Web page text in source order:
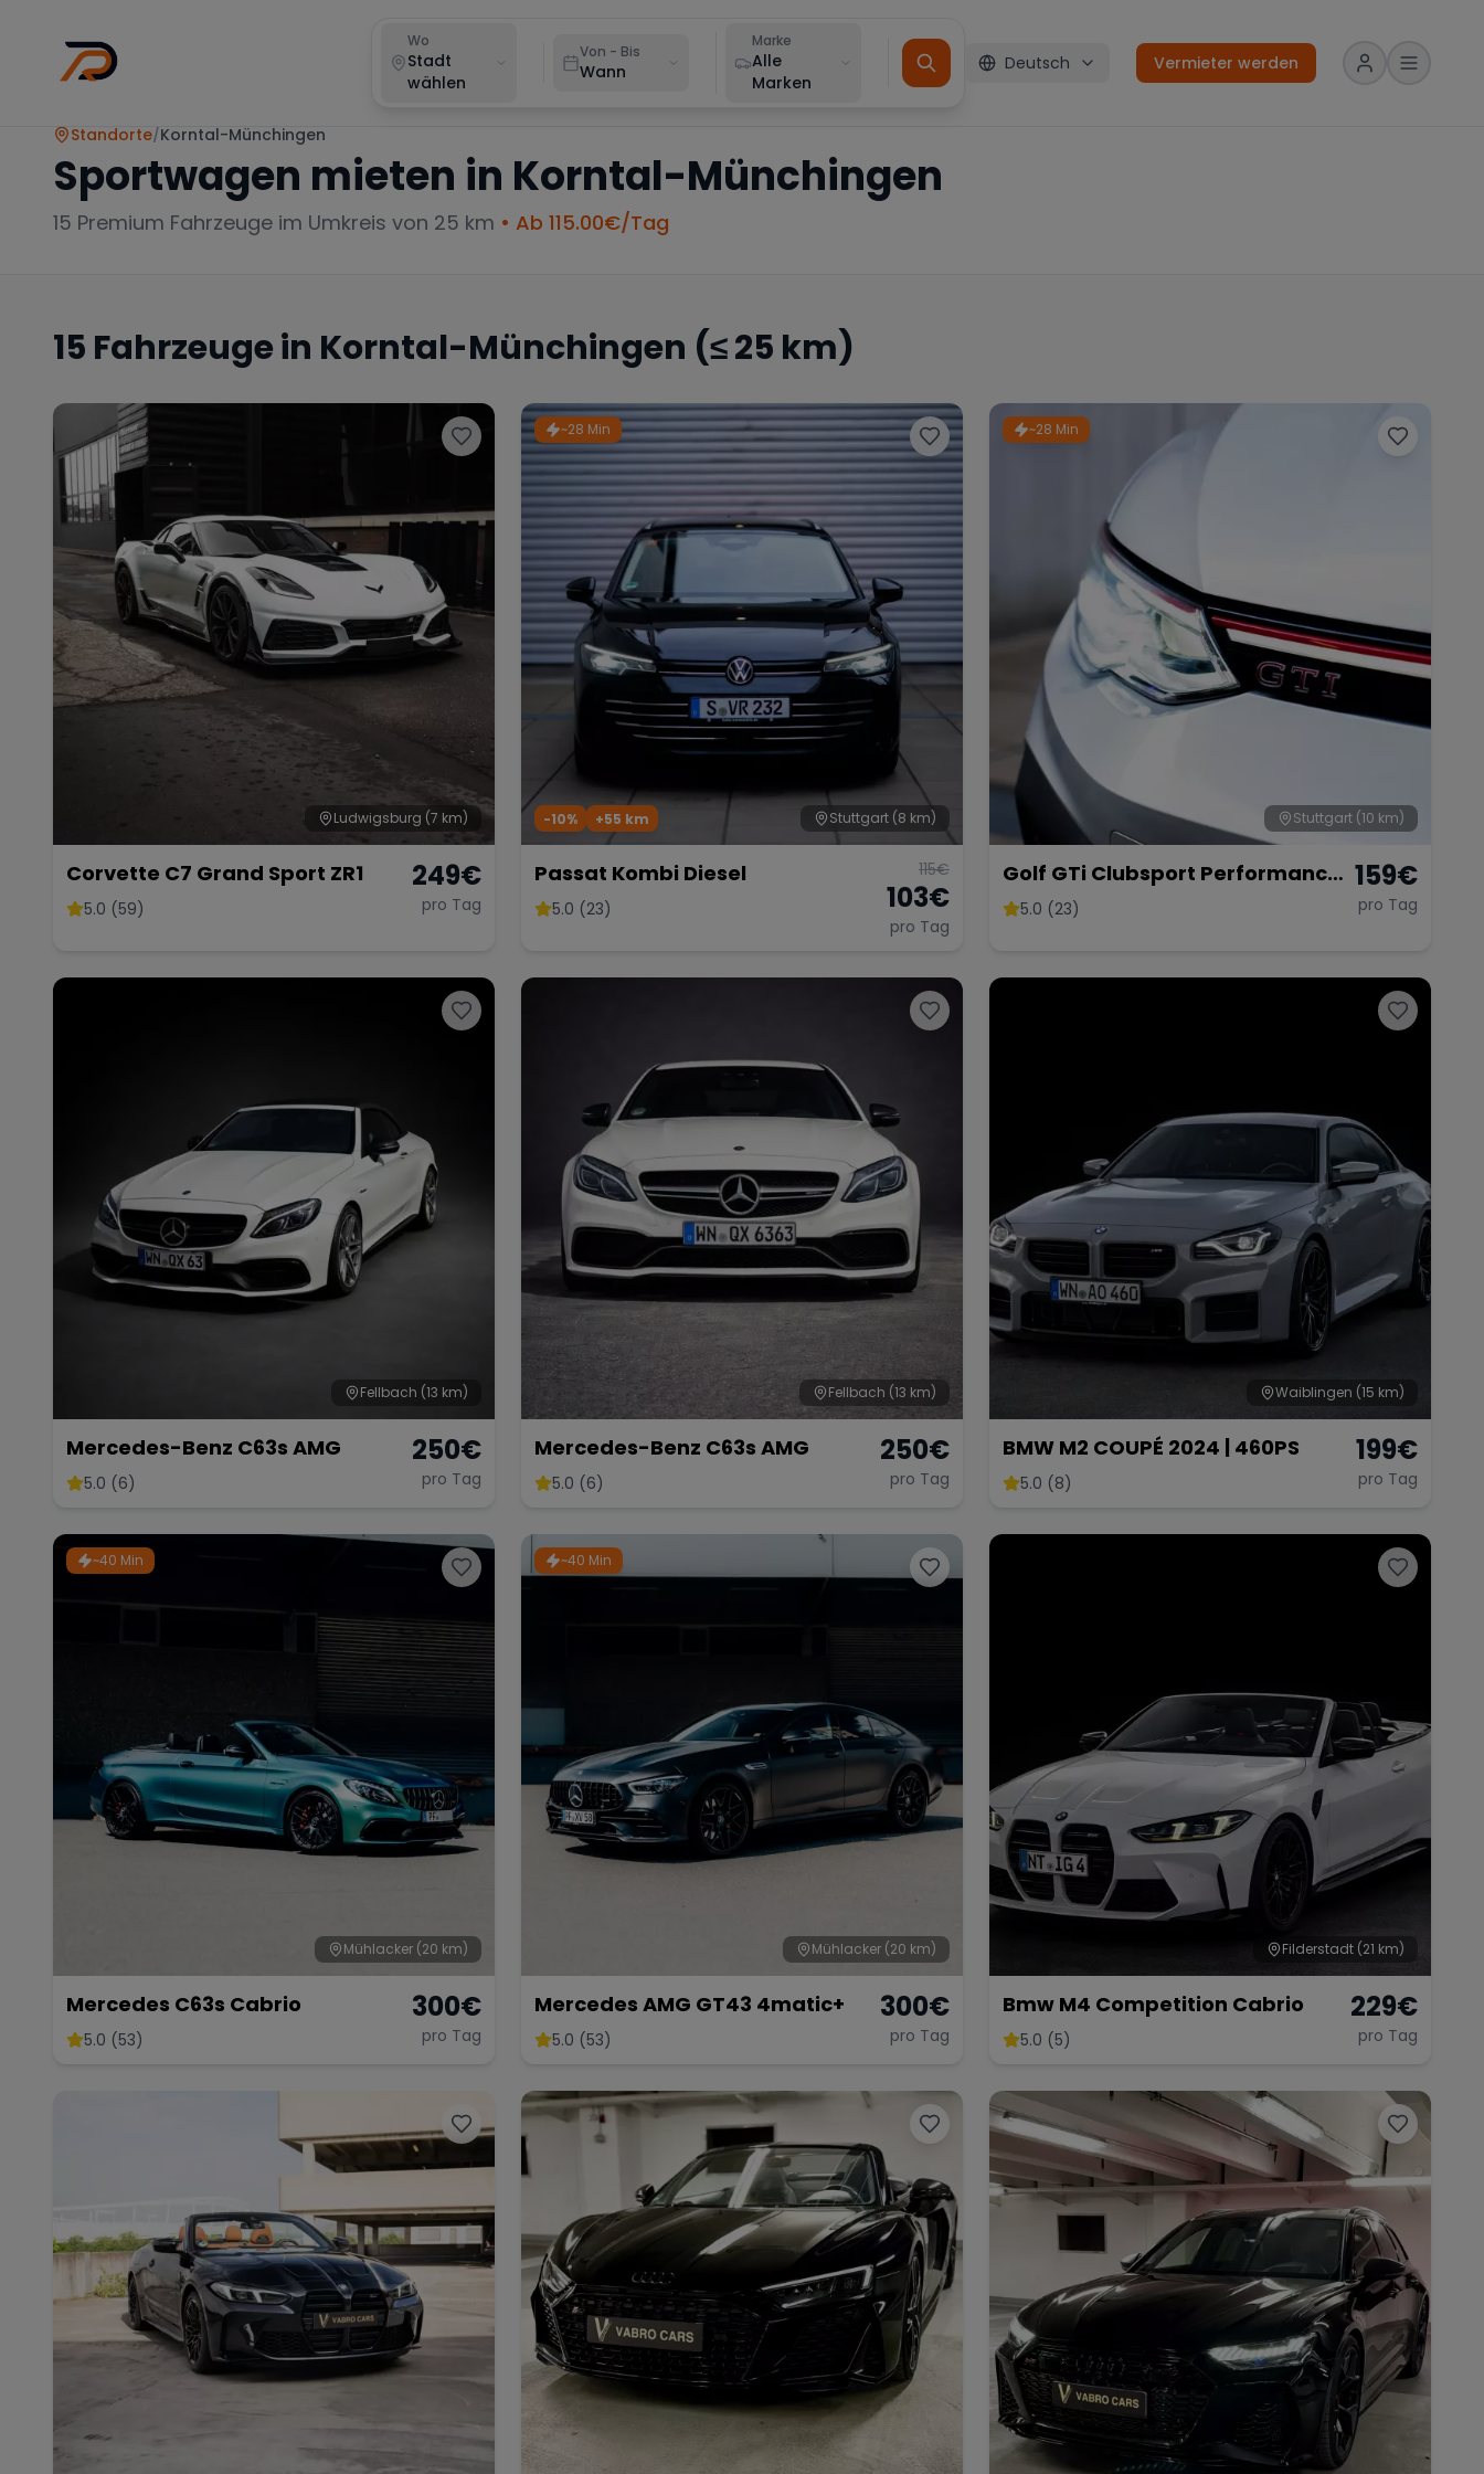
Wo
Stadt
wählen
Von - Bis
Wann
Marke
Alle
Marken
Deutsch Vermieter werden
Standorte/Korntal-Münchingen
Sportwagen mieten in Korntal-Münchingen
15 Premium Fahrzeuge im Umkreis von 25 km • Ab 115.00€/Tag
15 Fahrzeuge in Korntal-Münchingen (≤ 25 km)
Ludwigsburg (7 km)
Corvette C7 Grand Sport ZR1
5.0 (59)
249€
pro Tag
~28 Min
Stuttgart (8 km)
-10% +55 km
Passat Kombi Diesel
5.0 (23)
115€
103€
pro Tag
~28 Min
Stuttgart (10 km)
Golf GTi Clubsport Performance
Paket
5.0 (23)
159€
pro Tag
Fellbach (13 km)
Mercedes-Benz C63s AMG
5.0 (6)
250€
pro Tag
Fellbach (13 km)
Mercedes-Benz C63s AMG
5.0 (6)
250€
pro Tag
Waiblingen (15 km)
BMW M2 COUPÉ 2024 | 460PS
5.0 (8)
199€
pro Tag
~40 Min
Mühlacker (20 km)
Mercedes C63s Cabrio
5.0 (53)
300€
pro Tag
~40 Min
Mühlacker (20 km)
Mercedes AMG GT43 4matic+
5.0 (53)
300€
pro Tag
Filderstadt (21 km)
Bmw M4 Competition Cabrio
5.0 (5)
229€
pro Tag